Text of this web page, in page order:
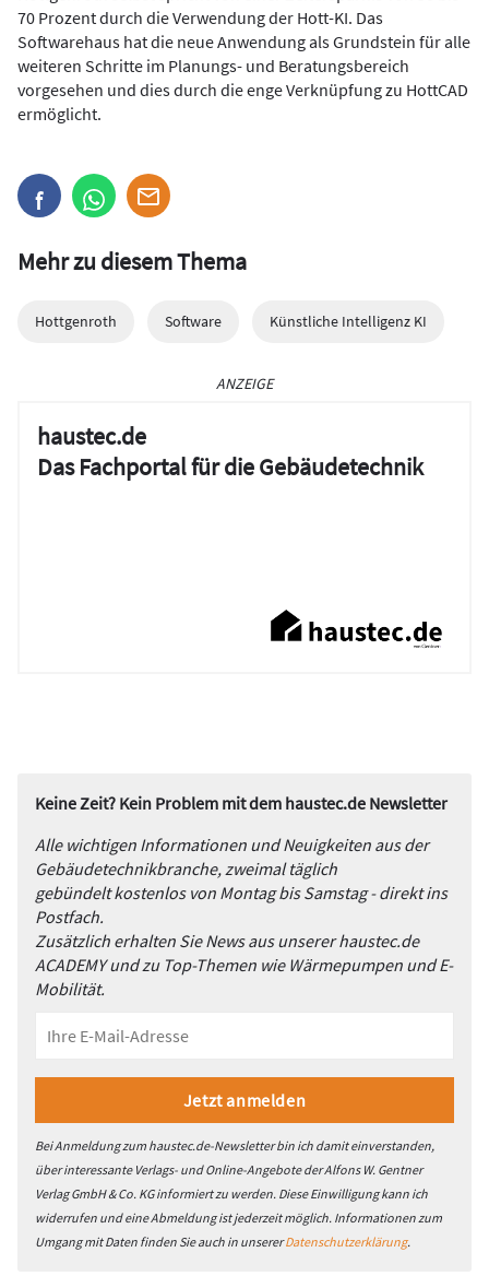
70 Prozent durch die Verwendung der Hott-KI. Das
Softwarehaus hat die neue Anwendung als Grundstein für alle
weiteren Schritte im Planungs- und Beratungsbereich
vorgesehen und dies durch die enge Verknüpfung zu HottCAD
ermöglicht.
Mehr zu diesem Thema
Hottgenroth Software Künstliche Intelligenz KI
ANZEIGE
haustec.de
Das Fachportal für die Gebäudetechnik
Keine Zeit? Kein Problem mit dem haustec.de Newsletter
Alle wichtigen Informationen und Neuigkeiten aus der
Gebäudetechnikbranche, zweimal täglich
gebündelt kostenlos von Montag bis Samstag - direkt ins
Postfach.
Zusätzlich erhalten Sie News aus unserer haustec.de
ACADEMY und zu Top-Themen wie Wärmepumpen und E-
Mobilität.
Bei Anmeldung zum haustec.de-Newsletter bin ich damit einverstanden,
über interessante Verlags- und Online-Angebote der Alfons W. Gentner
Verlag GmbH & Co. KG informiert zu werden. Diese Einwilligung kann ich
widerrufen und eine Abmeldung ist jederzeit möglich. Informationen zum
Umgang mit Daten finden Sie auch in unsererDatenschutzerklärung.